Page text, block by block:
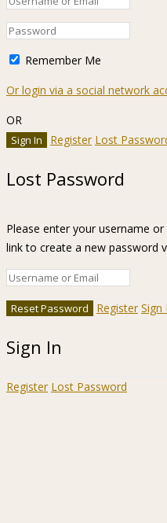
Remember Me
Or login via a social network
OR
Register Lost
Lost Password
Please enter your username
link to create a new password
Register Sign
Sign In
Register Lost Password